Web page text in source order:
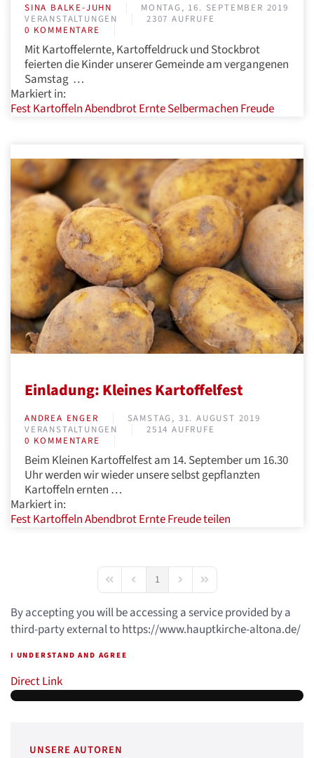
SINA BALKE-JUHN
MONTAG, 16. SEPTEMBER 2019
VERANSTALTUNGEN
2307 AUFRUFE
0 KOMMENTARE
Mit Kartoffelernte, Kartoffeldruck und Stockbrot
feierten die Kinder unserer Gemeinde am vergangenen
Samstag …
Markiert in:
FestKartoffelnAbendbrotErnteSelbermachen Freude
Einladung: Kleines Kartoffelfest
ANDREA ENGER
SAMSTAG, 31. AUGUST 2019
VERANSTALTUNGEN
2514 AUFRUFE
0 KOMMENTARE
Beim Kleinen Kartoffelfest am 14. September um 16.30
Uhr werden wir wieder unsere selbst gepflanzten
Kartoffeln ernten …
Markiert in:
FestKartoffelnAbendbrotErnteFreudeteilen
First PagePrevious Page
1 Next PageLast Page
By accepting you will be accessing a service provided by a
third-party external to https://www.hauptkirche-altona.de/
I UNDERSTAND AND AGREE
Direct Link
UNSERE AUTOREN